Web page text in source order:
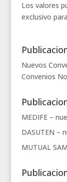
Los valores
exclusivo
Nuevos
Convenios
MEDIFE –
DASUTEN –
MUTUAL